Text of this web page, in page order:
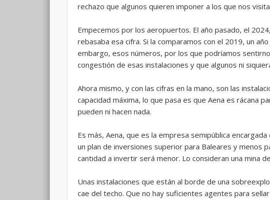
rechazo que algunos quieren imponer a los que nos
Empecemos por los aeropuertos. El año pasado, el
rebasaba esa cifra. Si la comparamos con el 2019, un
embargo, esos números, por los que podríamos
congestión de esas instalaciones y que algunos ni
Ahora mismo, y con las cifras en la mano, son las
capacidad máxima, lo que pasa es que Aena es rácana
pueden ni hacen nada.
Es más, Aena, que es la empresa semipública
un plan de inversiones superior para Baleares y menos
cantidad a invertir será menor. Lo consideran una mina
Unas instalaciones que están al borde de una
cae del techo. Que no hay suficientes agentes para